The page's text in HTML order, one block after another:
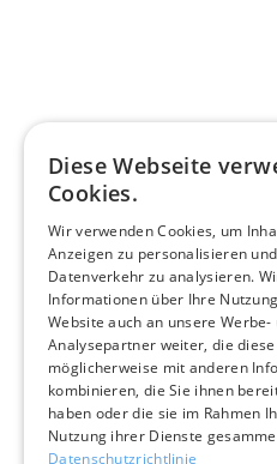
Diese Webseite
Cookies.
Wir verwenden Cookies, um
Anzeigen zu personalisieren
Datenverkehr zu analysieren.
Informationen über Ihre
Website auch an unsere Werbe-
Analysepartner weiter, die diese
möglicherweise mit anderen
kombinieren, die Sie ihnen
haben oder die sie im Rahmen
Nutzung ihrer Dienste
Datenschutzrichtlinie